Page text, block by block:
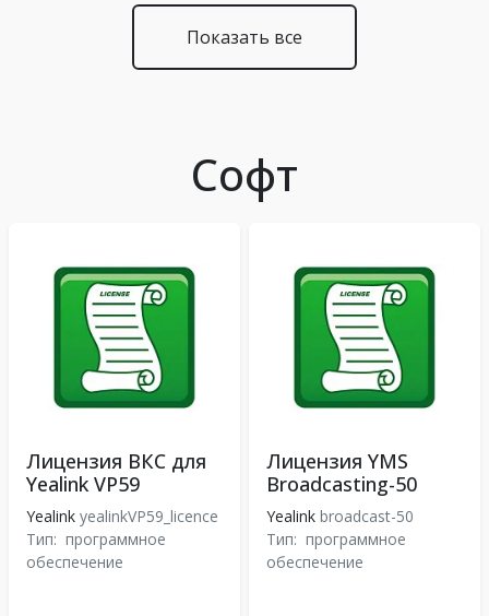
Показать все
Софт
Лицензия ВКС для
Yealink VP59
Yealink yealinkVP59_licence
Тип: программное
обеспечение
Лицензия YMS
Broadcasting-50
Yealink broadcast-50
Тип: программное
обеспечение